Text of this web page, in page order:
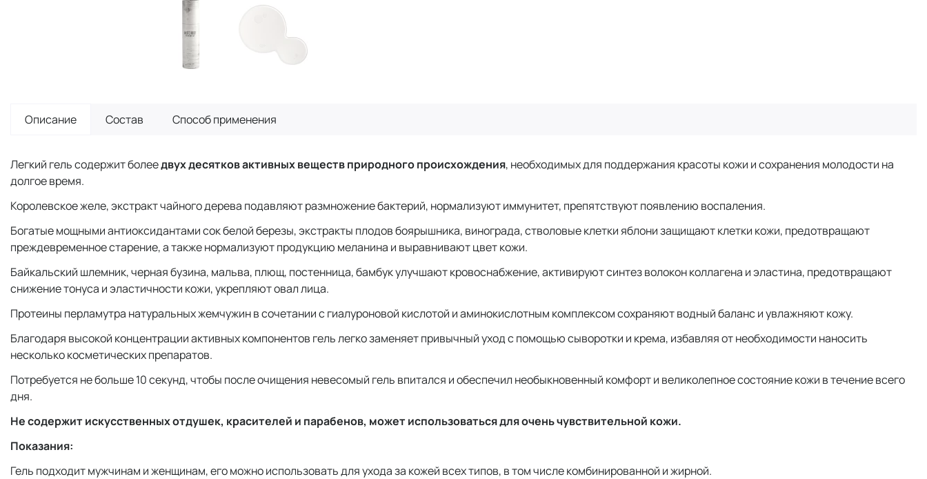
Описание Состав Способ применения
Легкий гель содержит болеедвух десятков активных веществ природного происхождения, необходимых для поддержания красоты кожи и сохранения молодости на
долгое время.
Королевское желе, экстракт чайного дерева подавляют размножение бактерий, нормализуют иммунитет, препятствуют появлению воспаления.
Богатые мощными антиоксидантами сок белой березы, экстракты плодов боярышника, винограда, стволовые клетки яблони защищают клетки кожи, предотвращают
преждевременное старение, а также нормализуют продукцию меланина и выравнивают цвет кожи.
Байкальский шлемник, черная бузина, мальва, плющ, постенница, бамбук улучшают кровоснабжение, активируют синтез волокон коллагена и эластина, предотвращают
снижение тонуса и эластичности кожи, укрепляют овал лица.
Протеины перламутра натуральных жемчужин в сочетании с гиалуроновой кислотой и аминокислотным комплексом сохраняют водный баланс и увлажняют кожу.
Благодаря высокой концентрации активных компонентов гель легко заменяет привычный уход с помощью сыворотки и крема, избавляя от необходимости наносить
несколько косметических препаратов.
Потребуется не больше 10 секунд, чтобы после очищения невесомый гель впитался и обеспечил необыкновенный комфорт и великолепное состояние кожи в течение всего
дня.
Не содержит искусственных отдушек, красителей и парабенов, может использоваться для очень чувствительной кожи.
Показания:
Гель подходит мужчинам и женщинам, его можно использовать для ухода за кожей всех типов, в том числе комбинированной и жирной.